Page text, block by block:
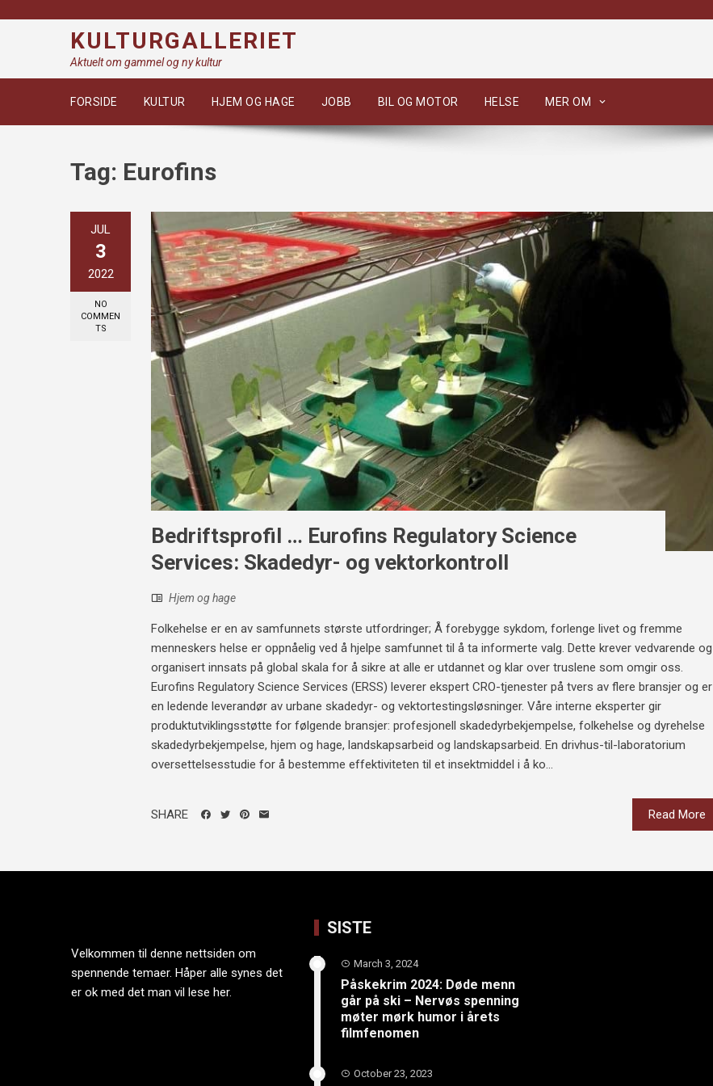
KULTURGALLERIET
Aktuelt om gammel og ny kultur
FORSIDE KULTUR HJEM OG HAGE JOBB BIL OG MOTOR HELSE MER OM
Tag: Eurofins
JUL
3
2022
NO
COMMEN
TS
Bedriftsprofil … Eurofins Regulatory Science
Services: Skadedyr- og vektorkontroll
Hjem og hage
Folkehelse er en av samfunnets største utfordringer; Å forebygge sykdom, forlenge livet og fremme
menneskers helse er oppnåelig ved å hjelpe samfunnet til å ta informerte valg. Dette krever vedvarende og
organisert innsats på global skala for å sikre at alle er utdannet og klar over truslene som omgir oss.
Eurofins Regulatory Science Services (ERSS) leverer ekspert CRO-tjenester på tvers av flere bransjer og er
en ledende leverandør av urbane skadedyr- og vektortestingsløsninger. Våre interne eksperter gir
produktutviklingsstøtte for følgende bransjer: profesjonell skadedyrbekjempelse, folkehelse og dyrehelse
skadedyrbekjempelse, hjem og hage, landskapsarbeid og landskapsarbeid. En drivhus-til-laboratorium
oversettelsesstudie for å bestemme effektiviteten til et insektmiddel i å ko...
Read More
SHARE
Velkommen til denne nettsiden om
spennende temaer. Håper alle synes det
er ok med det man vil lese her.
SISTE
March 3, 2024
Påskekrim 2024: Døde menn
går på ski – Nervøs spenning
møter mørk humor i årets
filmfenomen
October 23, 2023